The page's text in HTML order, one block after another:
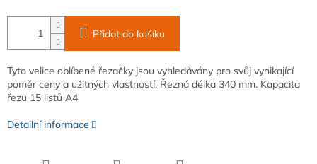
Přidat do košíku
Tyto velice oblíbené řezačky jsou vyhledávány pro svůj vynikající
poměr ceny a užitných vlastností. Řezná délka 340 mm. Kapacita
řezu 15 listů A4
Detailní informace